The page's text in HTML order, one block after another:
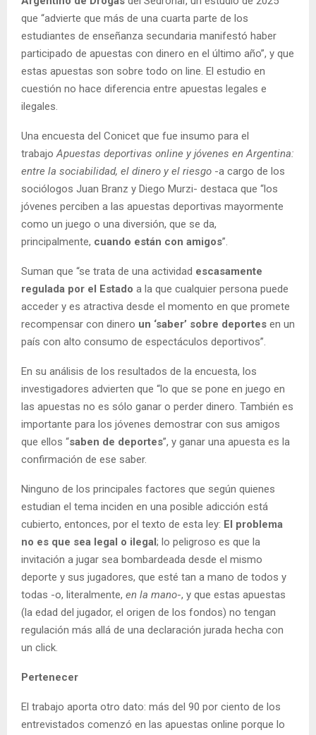
que “advierte que más de una cuarta parte de los
estudiantes de enseñanza secundaria manifestó haber
participado de apuestas con dinero en el último año”, y que
estas apuestas son sobre todo on line. El estudio en
cuestión no hace diferencia entre apuestas legales e
ilegales.
Una encuesta del Conicet que fue insumo para el
trabajoApuestas deportivas online y jóvenes en Argentina:
entre la sociabilidad, el dinero y el riesgo -a cargo de los
sociólogos Juan Branz y Diego Murzi- destaca que “los
jóvenes perciben a las apuestas deportivas mayormente
como un juego o una diversión, que se da,
principalmente, cuando están con amigos”.
Suman que “se trata de una actividad escasamente
regulada por el Estado a la que cualquier persona puede
acceder y es atractiva desde el momento en que promete
recompensar con dinero un ‘saber’ sobre deportes en un
país con alto consumo de espectáculos deportivos”.
En su análisis de los resultados de la encuesta, los
investigadores advierten que “lo que se pone en juego en
las apuestas no es sólo ganar o perder dinero. También es
importante para los jóvenes demostrar con sus amigos
que ellos “saben de deportes”, y ganar una apuesta es la
confirmación de ese saber.
Ninguno de los principales factores que según quienes
estudian el tema inciden en una posible adicción está
cubierto, entonces, por el texto de esta ley: El problema
no es que sea legal o ilegal; lo peligroso es que la
invitación a jugar sea bombardeada desde el mismo
deporte y sus jugadores, que esté tan a mano de todos y
todas -o, literalmente, en la mano-, y que estas apuestas
(la edad del jugador, el origen de los fondos) no tengan
regulación más allá de una declaración jurada hecha con
un click.
Pertenecer
El trabajo aporta otro dato: más del 90 por ciento de los
entrevistados comenzó en las apuestas online porque lo